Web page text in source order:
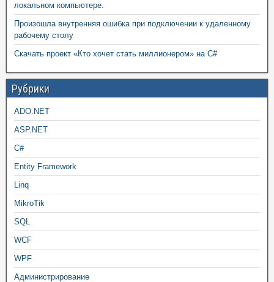
локальном компьютере.
Произошла внутренняя ошибка при подключении к удаленному
рабочему столу
Скачать проект «Кто хочет стать миллионером» на C#
Рубрики
ADO.NET
ASP.NET
C#
Entity Framework
Linq
MikroTik
SQL
WCF
WPF
Администрирование